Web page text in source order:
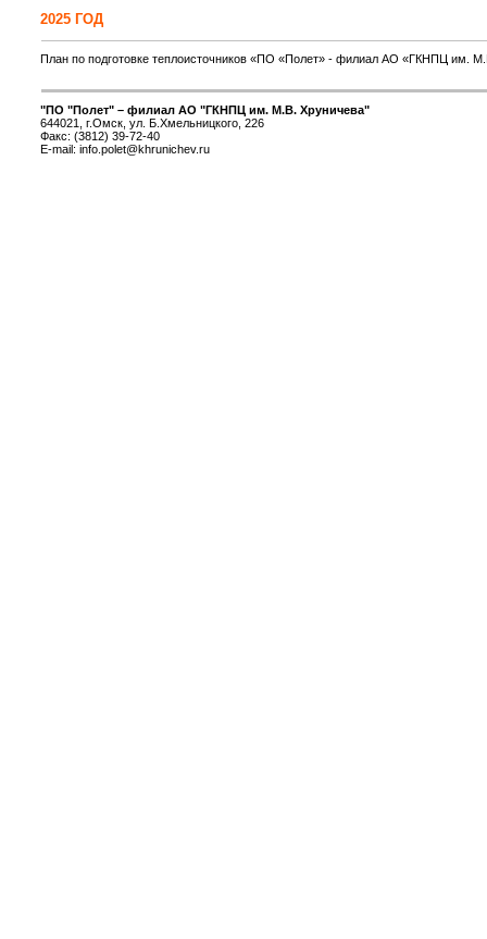
2025 ГОД
План по подготовке теплоисточников «ПО «Полет» - филиал АО «ГКНПЦ им.
"ПО "Полет" – филиал АО "ГКНПЦ им. М.В. Хруничева"
644021, г.Омск, ул. Б.Хмельницкого, 226
Факс: (3812) 39-72-40
E-mail: info.polet@khrunichev.ru